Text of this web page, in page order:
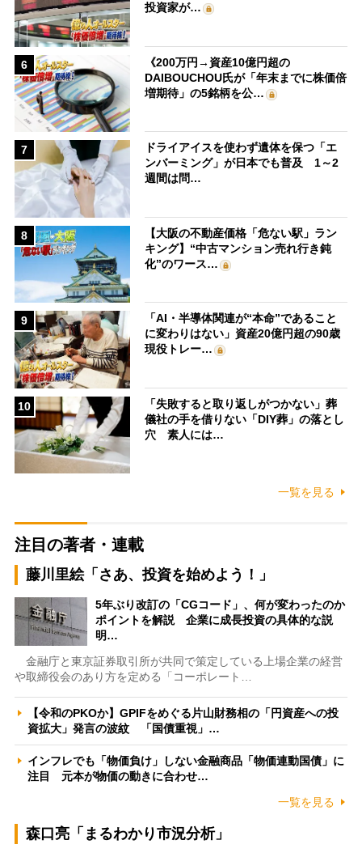
投資家が…
6
《200万円→資産10億円超の
DAIBOUCHOU氏が「年末までに株価倍
増期待」の5銘柄を公…
7
ドライアイスを使わず遺体を保つ「エ
ンバーミング」が日本でも普及 1～2
週間は問…
8
【大阪の不動産価格「危ない駅」ラン
キング】“中古マンション売れ行き鈍
化”のワース…
9
「AI・半導体関連が“本命”であること
に変わりはない」資産20億円超の90歳
現役トレー…
10
「失敗すると取り返しがつかない」葬
儀社の手を借りない「DIY葬」の落とし
穴 素人には…
一覧を見る
注目の著者・連載
藤川里絵「さあ、投資を始めよう！」
5年ぶり改訂の「CGコード」、何が変わったのか
ポイントを解説 企業に成長投資の具体的な説
明…
金融庁と東京証券取引所が共同で策定している上場企業の経営
や取締役会のあり方を定める「コーポレート…
【令和のPKOか】GPIFをめぐる片山財務相の「円資産への投
資拡大」発言の波紋 「国債重視」…
インフレでも「物価負け」しない金融商品「物価連動国債」に
注目 元本が物価の動きに合わせ…
一覧を見る
森口亮「まるわかり市況分析」